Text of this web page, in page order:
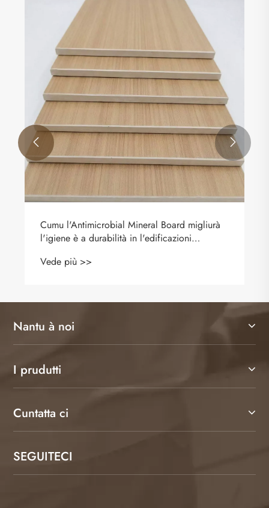
Cumu l'Antimicrobial Mineral Board migliurà
l'igiene è a durabilità in l'edificazioni
Vede più >>
 
Nantu à noi
I prudutti
Cuntatta ci
SEGUITECI